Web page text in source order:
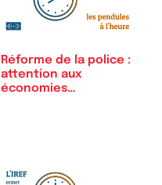
Réforme de la police :
attention aux
économies